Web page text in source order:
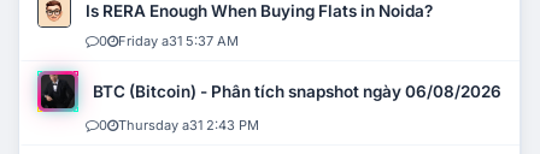
Is RERA Enough When Buying Flats in Noida?
0 Friday a31 5:37 AM
BTC (Bitcoin) - Phân tích snapshot ngày 06/08/2026
0 Thursday a31 2:43 PM